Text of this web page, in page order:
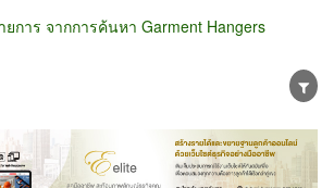
การ จากการค้นหา Garment Hangers
ยปลีก ผู้ผลิต
ตัวแทนจัดจำหน่าย